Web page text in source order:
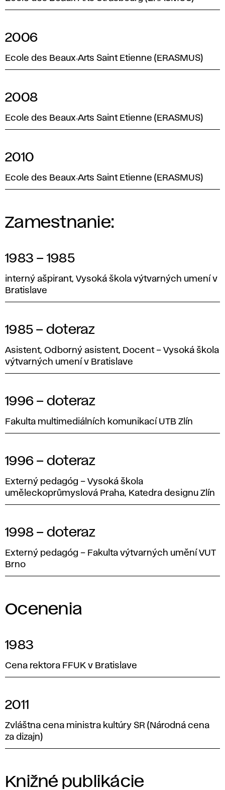
2006
Ecole des Beaux‑Arts Saint Etienne (ERASMUS)
2008
Ecole des Beaux‑Arts Saint Etienne (ERASMUS)
2010
Ecole des Beaux‑Arts Saint Etienne (ERASMUS)
Zamestnanie:
1983 – 1985
interný ašpirant, Vysoká škola výtvarných umení v
Bratislave
1985 – doteraz
Asistent, Odborný asistent, Docent – Vysoká škola
výtvarných umení v Bratislave
1996 – doteraz
Fakulta multimediálních komunikací UTB Zlín
1996 – doteraz
Externý pedagóg – Vysoká škola
uměleckoprůmyslová Praha, Katedra designu Zlín
1998 – doteraz
Externý pedagóg – Fakulta výtvarných umění VUT
Brno
Ocenenia
1983
Cena rektora FFUK v Bratislave
2011
Zvláštna cena ministra kultúry SR (Národná cena
za dizajn)
Knižné publikácie